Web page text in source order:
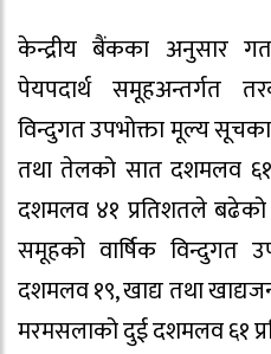
केन्द्रीय बैंकका अनुसार
पेयपदार्थ समूहअन्तर्गत
विन्दुगत उपभोक्ता मूल्य
तथा तेलको सात दशमलव
दशमलव ४१ प्रतिशतले
समूहको वार्षिक विन्दुगत
दशमलव १९, खाद्य तथा
मरमसलाको दुई दशमलव ६१